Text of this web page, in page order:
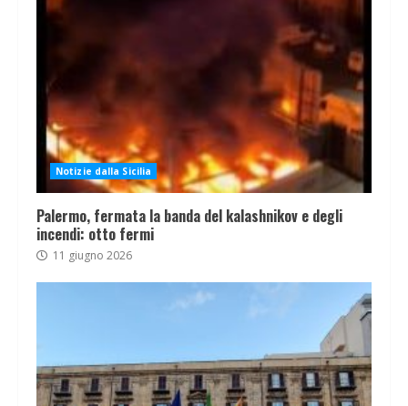
Notizie dalla Sicilia
Palermo, fermata la banda del kalashnikov e degli
incendi: otto fermi
11 giugno 2026